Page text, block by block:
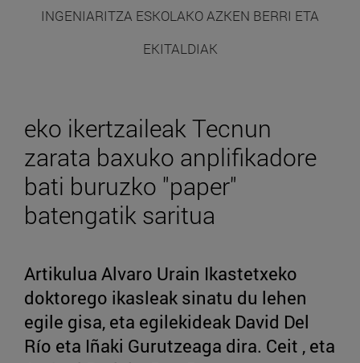
INGENIARITZA ESKOLAKO AZKEN BERRI ETA
EKITALDIAK
eko ikertzaileak Tecnun
zarata baxuko anplifikadore
bati buruzko "paper"
batengatik saritua
Artikulua Alvaro Urain Ikastetxeko
doktorego ikasleak sinatu du lehen
egile gisa, eta egilekideak David Del
Río eta Iñaki Gurutzeaga dira. Ceit , eta